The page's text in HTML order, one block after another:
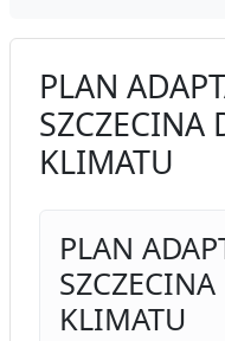
PLAN
SZCZECINA
KLIMATU
PLAN
KLIMATU